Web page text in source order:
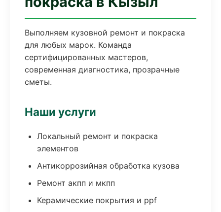
Выполняем кузовной ремонт и покраска
для любых марок. Команда
сертифицированных мастеров,
современная диагностика, прозрачные
сметы.
Наши услуги
Локальный ремонт и покраска
элементов
Антикоррозийная обработка кузова
Ремонт акпп и мкпп
Керамические покрытия и ppf